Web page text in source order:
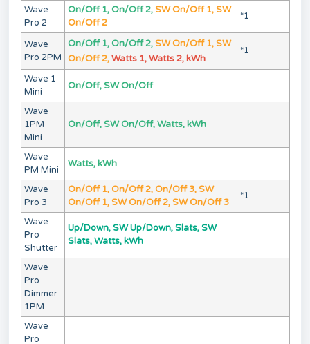
Wave
Pro 2
On/Off 1, On/Off 2,SW On/Off 1, SW
On/Off 2
*1
Wave
Pro 2PM
On/Off 1, On/Off 2,SW On/Off 1, SW
On/Off 2,Watts 1, Watts 2, kWh
*1
Wave 1
Mini
On/Off, SW On/Off
Wave
1PM
Mini
On/Off, SW On/Off, Watts, kWh
Wave
PM Mini
Watts, kWh
Wave
Pro 3
On/Off 1, On/Off 2, On/Off 3, SW
On/Off 1, SW On/Off 2, SW On/Off 3
*1
Wave
Pro
Shutter
Up/Down, SW Up/Down, Slats, SW
Slats, Watts, kWh
Wave
Pro
Dimmer
1PM
Wave
Pro